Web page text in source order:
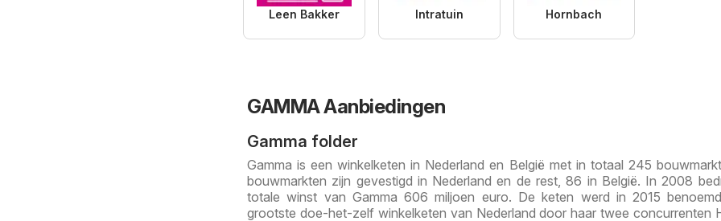
Leen Bakker Intratuin Hornbach
GAMMA Aanbiedingen
Gamma folder
Gamma is een winkelketen in Nederland en België met in totaal 245
bouwmarkten zijn gevestigd in Nederland en de rest, 86 in België. In 2008
totale winst van Gamma 606 miljoen euro. De keten werd in 2015
grootste doe-het-zelf winkelketen van Nederland door haar twee concurrenten